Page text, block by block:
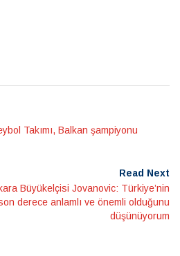
Takımı, Balkan şampiyonu
Read Next
Büyükelçisi Jovanovic: Türkiye’nin
derece anlamlı ve önemli olduğunu
düşünüyorum